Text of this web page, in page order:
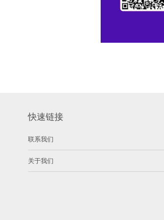
快速链接
联系我们
关于我们